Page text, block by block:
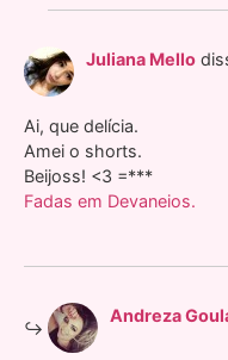
Juliana Mello
Ai, que delícia.
Amei o shorts.
Beijoss! <3 =***
Fadas em Devaneios.
Andreza